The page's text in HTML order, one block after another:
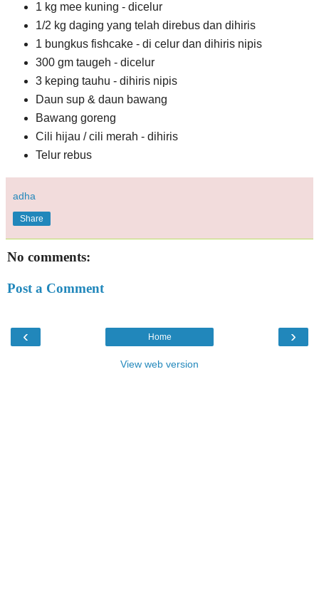
1 kg mee kuning - dicelur
1/2 kg daging yang telah direbus dan dihiris
1 bungkus fishcake - di celur dan dihiris nipis
300 gm taugeh - dicelur
3 keping tauhu - dihiris nipis
Daun sup & daun bawang
Bawang goreng
Cili hijau / cili merah - dihiris
Telur rebus
adha
Share
No comments:
Post a Comment
‹ ›
Home
View web version